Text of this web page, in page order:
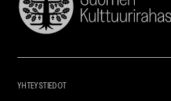
Suomen
Kulttuurirahasto
YHTEYSTIEDOT